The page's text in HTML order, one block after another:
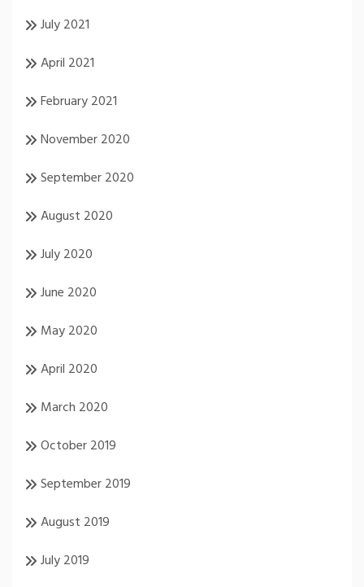
July 2021
April 2021
February 2021
November 2020
September 2020
August 2020
July 2020
June 2020
May 2020
April 2020
March 2020
October 2019
September 2019
August 2019
July 2019